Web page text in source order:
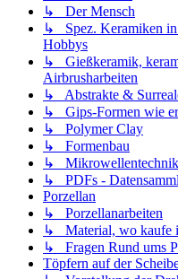
↳ Der Mensch
↳ Spez. Keramiken in
Hobbys
↳ Gießkeramik,
Airbrusharbeiten
↳ Abstrakte &
↳ Gips-Formen wie
↳ Polymer Clay
↳ Formenbau
↳ Mikrowellentechnik
↳ PDFs -
Porzellan
↳ Porzellanarbeiten
↳ Material, wo kaufe
↳ Fragen Rund ums
Töpfern auf der